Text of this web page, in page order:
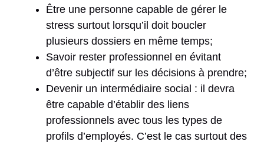
Être une personne capable de gérer le
stress surtout lorsqu’il doit boucler
plusieurs dossiers en même temps;
Savoir rester professionnel en évitant
d’être subjectif sur les décisions à prendre;
Devenir un intermédiaire social : il devra
être capable d’établir des liens
professionnels avec tous les types de
profils d’employés. C’est le cas surtout des